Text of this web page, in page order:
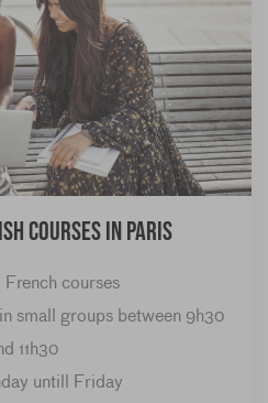
Courses in Paris
courses
small groups between 9h30
11h30
untill Friday